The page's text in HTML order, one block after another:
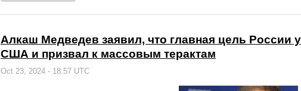
Алкаш Медведев заявил, что главная цель России
США и призвал к массовым терактам
Oct 23, 2024 - 18:57 UTC